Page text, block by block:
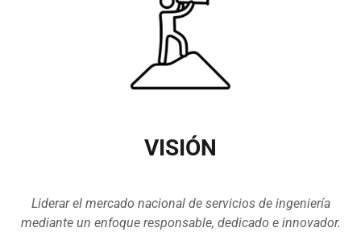
VISIÓN
Liderar el mercado nacional de servicios de ingeniería
mediante un enfoque responsable, dedicado e innovador.